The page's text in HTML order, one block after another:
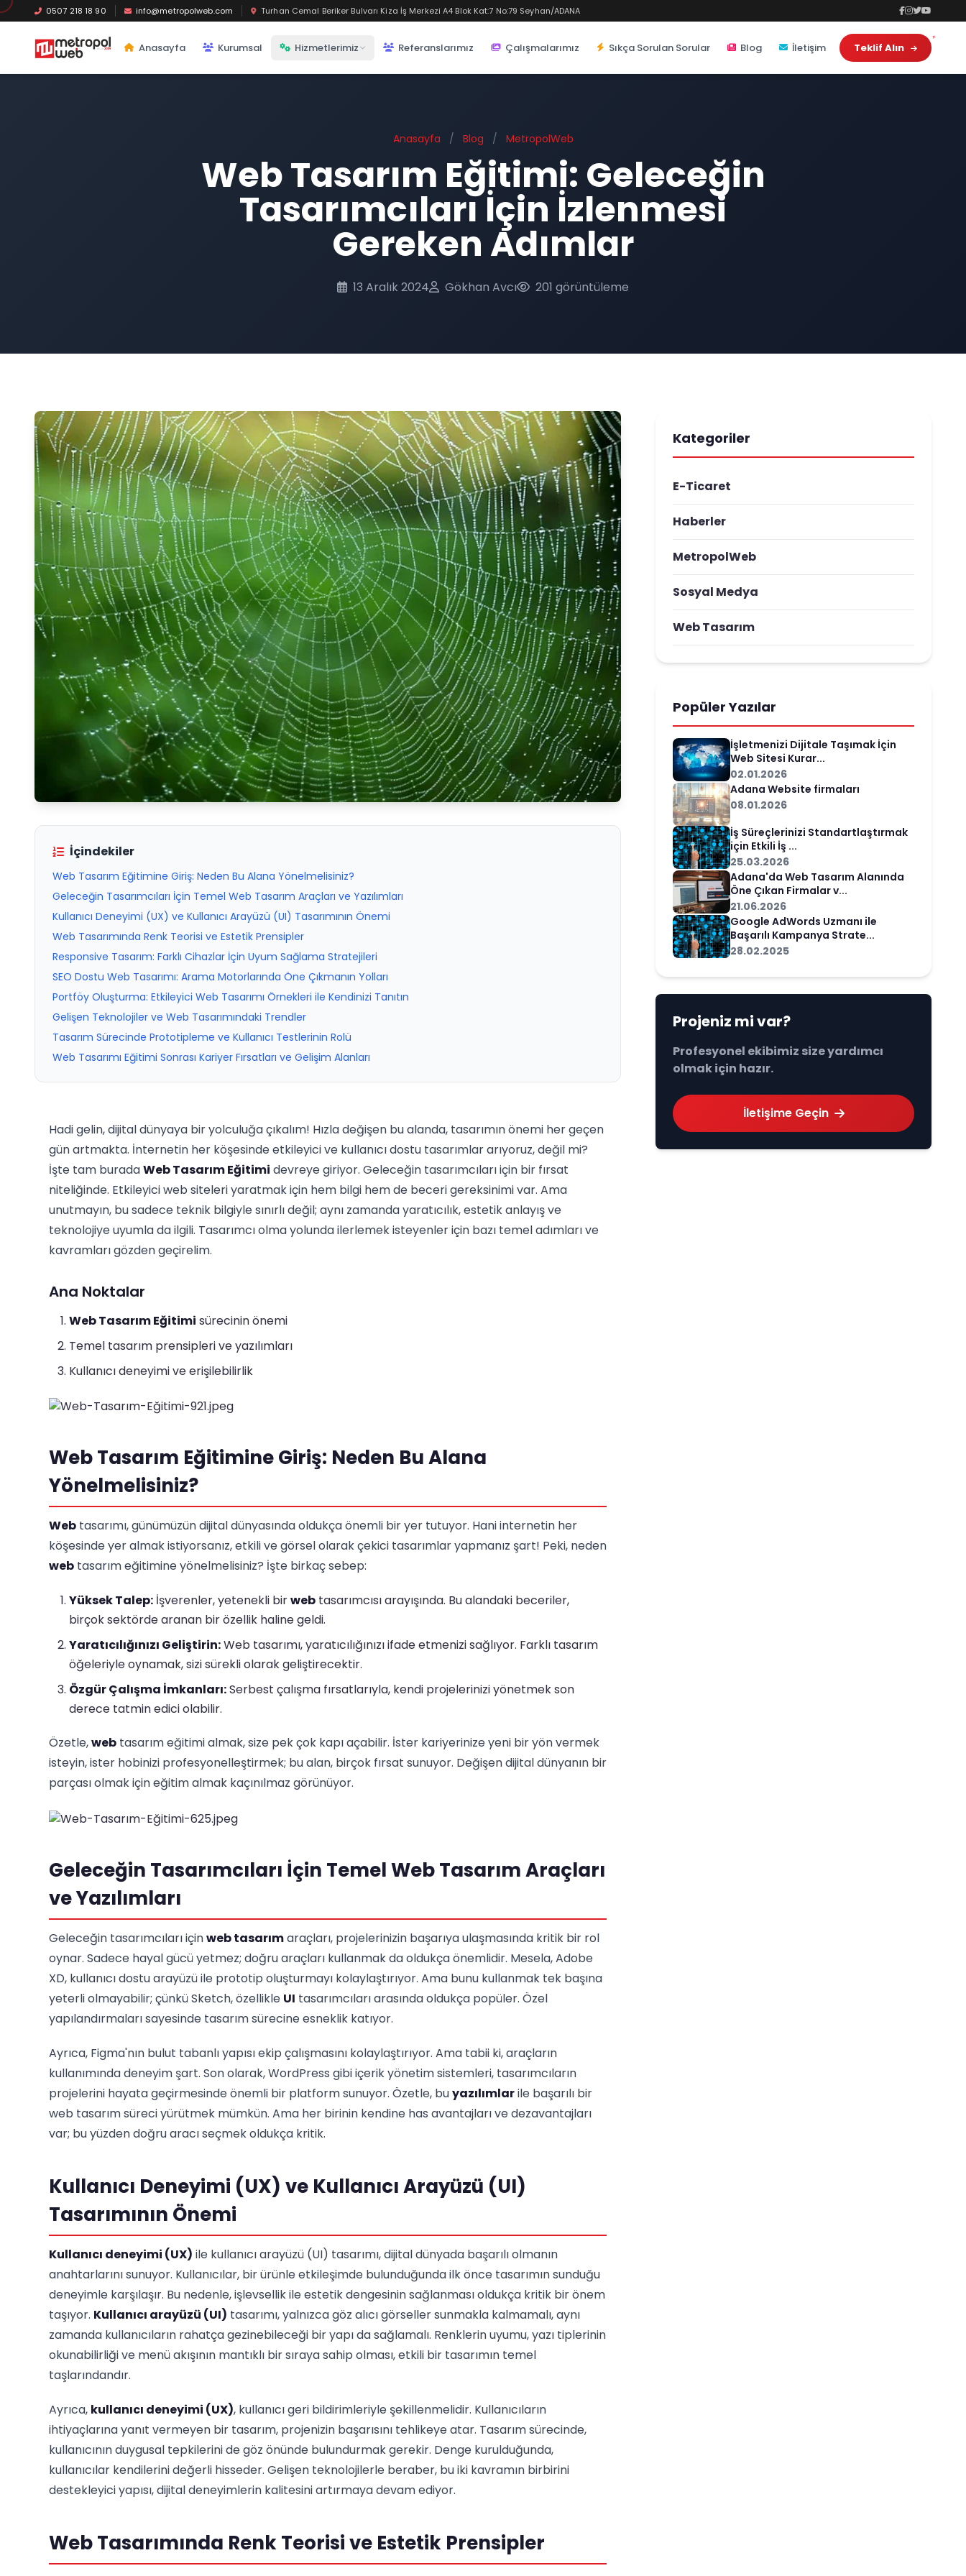
Ana içeriğe geç
0507 218 18 90 info@metropolweb.com Turhan Cemal Beriker Bulvarı Kiza İş Merkezi A4 Blok Kat:7 No:79 Seyhan/ADANA
Anasayfa Kurumsal Hizmetlerimiz Referanslarımız Çalışmalarımız Sıkça Sorulan Sorular Blog İletişim Teklif Alın
Anasayfa / Blog / MetropolWeb
Web Tasarım Eğitimi: Geleceğin
Tasarımcıları İçin İzlenmesi
Gereken Adımlar
13 Aralık 2024 Gökhan Avcı 201 görüntüleme
İçindekiler
Web Tasarım Eğitimine Giriş: Neden Bu Alana Yönelmelisiniz?
Geleceğin Tasarımcıları İçin Temel Web Tasarım Araçları ve Yazılımları
Kullanıcı Deneyimi (UX) ve Kullanıcı Arayüzü (UI) Tasarımının Önemi
Web Tasarımında Renk Teorisi ve Estetik Prensipler
Responsive Tasarım: Farklı Cihazlar İçin Uyum Sağlama Stratejileri
SEO Dostu Web Tasarımı: Arama Motorlarında Öne Çıkmanın Yolları
Portföy Oluşturma: Etkileyici Web Tasarımı Örnekleri ile Kendinizi Tanıtın
Gelişen Teknolojiler ve Web Tasarımındaki Trendler
Tasarım Sürecinde Prototipleme ve Kullanıcı Testlerinin Rolü
Web Tasarımı Eğitimi Sonrası Kariyer Fırsatları ve Gelişim Alanları
Hadi gelin, dijital dünyaya bir yolculuğa çıkalım! Hızla değişen bu alanda, tasarımın önemi her geçen
gün artmakta. İnternetin her köşesinde etkileyici ve kullanıcı dostu tasarımlar arıyoruz, değil mi?
İşte tam buradaWeb Tasarım Eğitimi devreye giriyor. Geleceğin tasarımcıları için bir fırsat
niteliğinde. Etkileyici web siteleri yaratmak için hem bilgi hem de beceri gereksinimi var. Ama
unutmayın, bu sadece teknik bilgiyle sınırlı değil; aynı zamanda yaratıcılık, estetik anlayış ve
teknolojiye uyumla da ilgili. Tasarımcı olma yolunda ilerlemek isteyenler için bazı temel adımları ve
kavramları gözden geçirelim.
Ana Noktalar
Web Tasarım Eğitimi sürecinin önemi
Temel tasarım prensipleri ve yazılımları
Kullanıcı deneyimi ve erişilebilirlik
Web Tasarım Eğitimine Giriş: Neden Bu Alana
Yönelmelisiniz?
Web tasarımı, günümüzün dijital dünyasında oldukça önemli bir yer tutuyor. Hani internetin her
köşesinde yer almak istiyorsanız, etkili ve görsel olarak çekici tasarımlar yapmanız şart! Peki, neden
web tasarım eğitimine yönelmelisiniz? İşte birkaç sebep:
Yüksek Talep: İşverenler, yetenekli birweb tasarımcısı arayışında. Bu alandaki beceriler,
birçok sektörde aranan bir özellik haline geldi.
Yaratıcılığınızı Geliştirin:Web tasarımı, yaratıcılığınızı ifade etmenizi sağlıyor. Farklı tasarım
öğeleriyle oynamak, sizi sürekli olarak geliştirecektir.
Özgür Çalışma İmkanları:Serbest çalışma fırsatlarıyla, kendi projelerinizi yönetmek son
derece tatmin edici olabilir.
Özetle,web tasarım eğitimi almak, size pek çok kapı açabilir. İster kariyerinize yeni bir yön vermek
isteyin, ister hobinizi profesyonelleştirmek; bu alan, birçok fırsat sunuyor. Değişen dijital dünyanın bir
parçası olmak için eğitim almak kaçınılmaz görünüyor.
Geleceğin Tasarımcıları İçin Temel Web Tasarım Araçları
ve Yazılımları
Geleceğin tasarımcıları içinweb tasarımaraçları, projelerinizin başarıya ulaşmasında kritik bir rol
oynar. Sadece hayal gücü yetmez; doğru araçları kullanmak da oldukça önemlidir. Mesela, Adobe
XD, kullanıcı dostu arayüzü ile prototip oluşturmayı kolaylaştırıyor. Ama bunu kullanmak tek başına
yeterli olmayabilir; çünkü Sketch, özellikle UI tasarımcıları arasında oldukça popüler. Özel
yapılandırmaları sayesinde tasarım sürecine esneklik katıyor.
Ayrıca, Figma'nın bulut tabanlı yapısı ekip çalışmasını kolaylaştırıyor. Ama tabii ki, araçların
kullanımında deneyim şart. Son olarak, WordPress gibi içerik yönetim sistemleri, tasarımcıların
projelerini hayata geçirmesinde önemli bir platform sunuyor. Özetle, buyazılımlarile başarılı bir
web tasarım süreci yürütmek mümkün. Ama her birinin kendine has avantajları ve dezavantajları
var; bu yüzden doğru aracı seçmek oldukça kritik.
Kullanıcı Deneyimi (UX) ve Kullanıcı Arayüzü (UI)
Tasarımının Önemi
Kullanıcı deneyimi (UX) ile kullanıcı arayüzü (UI) tasarımı, dijital dünyada başarılı olmanın
anahtarlarını sunuyor. Kullanıcılar, bir ürünle etkileşimde bulunduğunda ilk önce tasarımın sunduğu
deneyimle karşılaşır. Bu nedenle, işlevsellik ile estetik dengesinin sağlanması oldukça kritik bir önem
taşıyor. Kullanıcı arayüzü (UI) tasarımı, yalnızca göz alıcı görseller sunmakla kalmamalı, aynı
zamanda kullanıcıların rahatça gezinebileceği bir yapı da sağlamalı. Renklerin uyumu, yazı tiplerinin
okunabilirliği ve menü akışının mantıklı bir sıraya sahip olması, etkili bir tasarımın temel
taşlarındandır.
Ayrıca, kullanıcı deneyimi (UX), kullanıcı geri bildirimleriyle şekillenmelidir. Kullanıcıların
ihtiyaçlarına yanıt vermeyen bir tasarım, projenizin başarısını tehlikeye atar. Tasarım sürecinde,
kullanıcının duygusal tepkilerini de göz önünde bulundurmak gerekir. Denge kurulduğunda,
kullanıcılar kendilerini değerli hisseder. Gelişen teknolojilerle beraber, bu iki kavramın birbirini
destekleyici yapısı, dijital deneyimlerin kalitesini artırmaya devam ediyor.
Web Tasarımında Renk Teorisi ve Estetik Prensipler
Kategoriler
E-Ticaret
Haberler
MetropolWeb
Sosyal Medya
Web Tasarım
Popüler Yazılar
İşletmenizi Dijitale Taşımak İçin
Web Sitesi Kurar...
02.01.2026
Adana Website firmaları
08.01.2026
İş Süreçlerinizi Standartlaştırmak
için Etkili İş ...
25.03.2026
Adana'da Web Tasarım Alanında
Öne Çıkan Firmalar v...
21.06.2026
Google AdWords Uzmanı ile
Başarılı Kampanya Strate...
28.02.2025
Projeniz mi var?
Profesyonel ekibimiz size yardımcı
olmak için hazır.
İletişime Geçin